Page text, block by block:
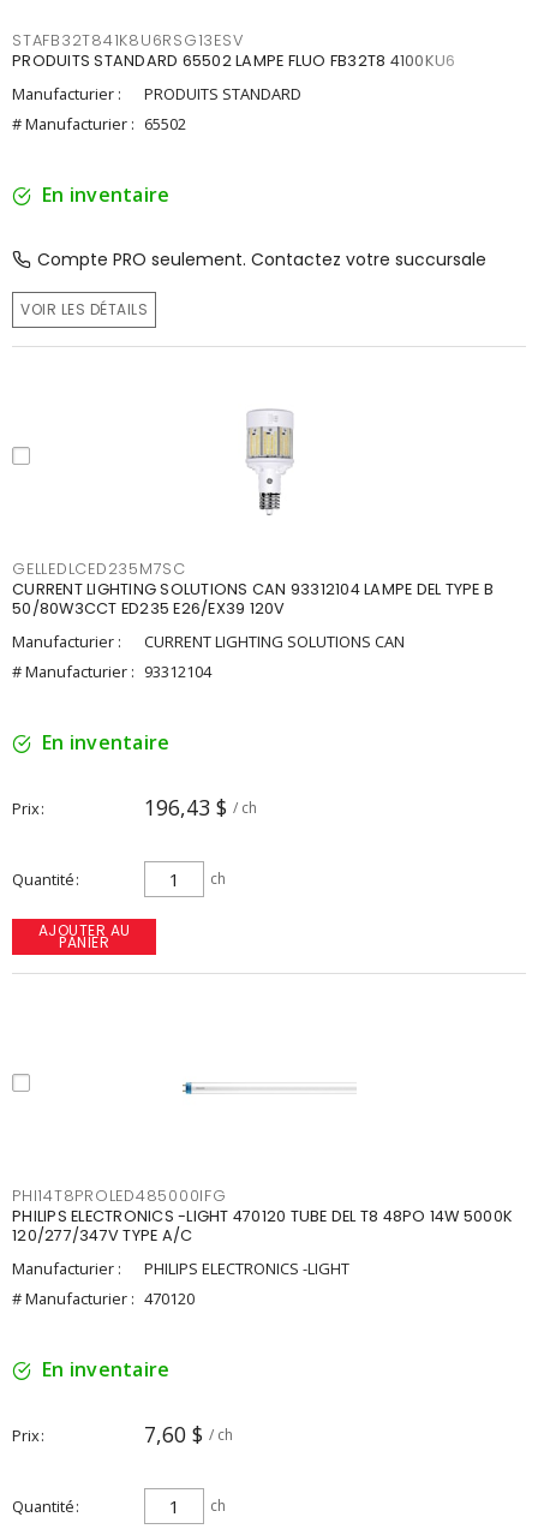
STAFB32T841K8U6RSG13ESV
PRODUITS STANDARD 65502 LAMPE FLUO FB32T8 4100KU6
Manufacturier :
PRODUITS STANDARD
# Manufacturier : 65502
En inventaire
Compte PRO seulement. Contactez votre succursale
VOIR LES DÉTAILS
GELLEDLCED235M7SC
CURRENT LIGHTING SOLUTIONS CAN 93312104 LAMPE DEL TYPE B
50/80W3CCT ED235 E26/EX39 120V
Manufacturier :
CURRENT LIGHTING SOLUTIONS CAN
# Manufacturier : 93312104
En inventaire
Prix 196,43 $ / ch
Quantité ch
AJOUTER AU
PANIER
PHI14T8PROLED485000IFG
PHILIPS ELECTRONICS -LIGHT 470120 TUBE DEL T8 48PO 14W 5000K
120/277/347V TYPE A/C
Manufacturier :
PHILIPS ELECTRONICS -LIGHT
# Manufacturier : 470120
En inventaire
Prix 7,60 $ / ch
Quantité ch